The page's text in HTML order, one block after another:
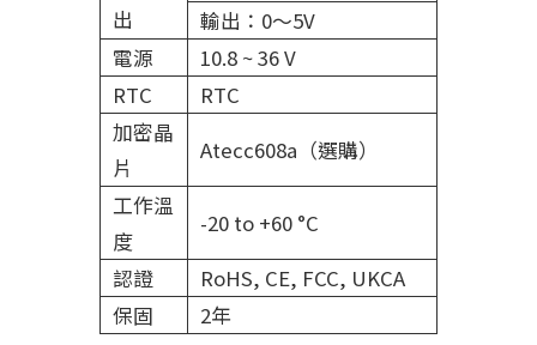
出
輸出：0～5V
電源
10.8 ~ 36 V
RTC
RTC
加密晶
片
Atecc608a（選購）
工作溫
度
-20 to +60 °C
認證
RoHS, CE, FCC, UKCA
保固
2年